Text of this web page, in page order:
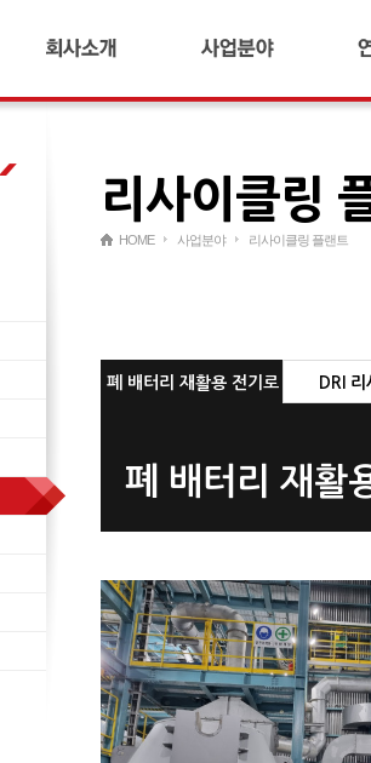
회사소개
경영이념 및 비전
국내외 네트워크
합금철플랜트
AI 다이캐스팅 플랜트
리사이클링 플랜트
기
리사이클링
HOME 사업분야 리사이클링 플랜트
폐 배터리 재활용 전기로 DRI 리
폐 배터리 재활